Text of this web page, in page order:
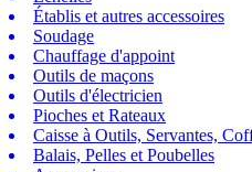
Établis et autres accessoires
Soudage
Chauffage d'appoint
Outils de maçons
Outils d'électricien
Pioches et Rateaux
Caisse à Outils, Servantes,
Balais, Pelles et Poubelles